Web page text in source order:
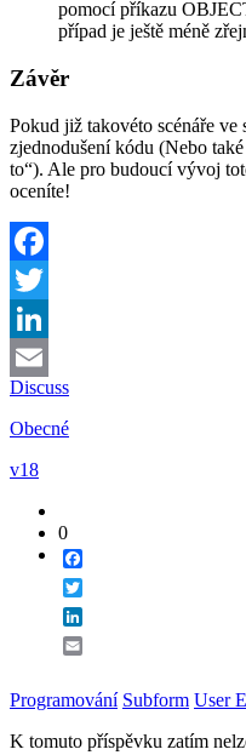
pomocí příkazu
případ je ještě méně
Závěr
Pokud již takovéto scénáře
zjednodušení kódu (Nebo
to“). Ale pro budoucí vývoj
oceníte!
Facebook
Twitter
LinkedIn
Email
Discuss
Obecné
v18
0
Programování Subform User
K tomuto příspěvku zatím